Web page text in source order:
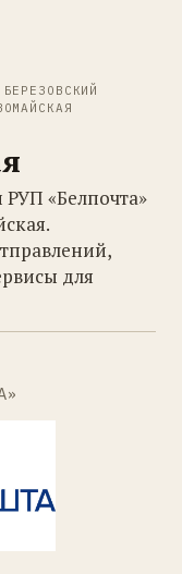
БЕРЕЗОВСКИЙ
РУП «Белпочта»
для